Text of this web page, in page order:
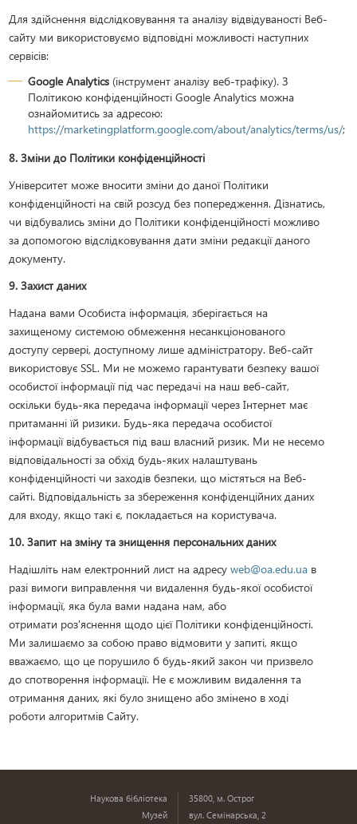
Для здійснення відслідковування та аналізу відвідуваності Веб-
сайту ми використовуємо відповідні можливості наступних
сервісів:
Google Analytics(інструмент аналізу веб-трафіку). З
Політикою конфіденційності Google Analytics можна
ознайомитись за адресою:
https://marketingplatform.google.com/about/analytics/terms/us/;
8. Зміни до Політики конфіденційності
Університет може вносити зміни до даної Політики
конфіденційності на свій розсуд без попередження. Дізнатись,
чи відбувались зміни до Політики конфіденційності можливо
за допомогою відслідковування дати зміни редакції даного
документу.
9. Захист даних
Надана вами Особиста інформація, зберігається на
захищеному системою обмеження несанкціонованого
доступу сервері, доступному лише адміністратору. Веб-сайт
використовує SSL. Ми не можемо гарантувати безпеку вашої
особистої інформації під час передачі на наш веб-сайт,
оскільки будь-яка передача інформації через Інтернет має
притаманні їй ризики. Будь-яка передача особистої
інформації відбувається під ваш власний ризик. Ми не несемо
відповідальності за обхід будь-яких налаштувань
конфіденційності чи заходів безпеки, що містяться на Веб-
сайті. Відповідальність за збереження конфіденційних даних
для входу, якщо такі є, покладається на користувача.
10. Запит на зміну та знищення персональних даних
Надішліть нам електронний лист на адресуweb@oa.edu.ua в
разі вимоги виправлення чи видалення будь-якої особистої
інформації, яка була вами надана нам, або
отримати роз'яснення щодо цієї Політики конфіденційності.
Ми залишаємо за собою право відмовити у запиті, якщо
вважаємо, що це порушило б будь-який закон чи призвело
до спотворення інформації. Не є можливим видалення та
отримання даних, які було знищено або змінено в ході
роботи алгоритмів Сайту.
Наукова бібліотека
Музей
35800, м. Острог
вул. Семінарська, 2